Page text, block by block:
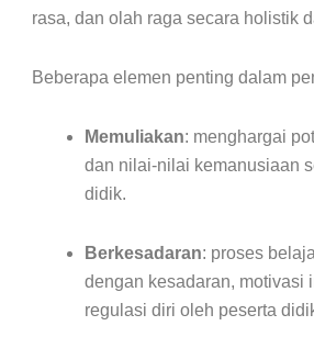
rasa, dan olah raga secara holistik
Beberapa elemen penting dalam
Memuliakan: menghargai
dan nilai-nilai kemanusiaan
didik.
Berkesadaran: proses
dengan kesadaran, motivasi
regulasi diri oleh peserta